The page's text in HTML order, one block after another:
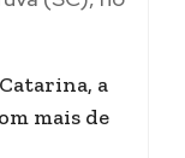
a
mais de